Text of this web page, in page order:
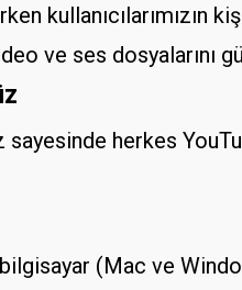
ve ses dosyalarını
sayesinde herkes
(Mac ve